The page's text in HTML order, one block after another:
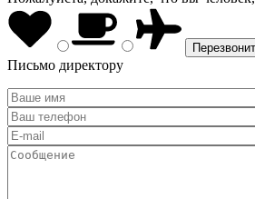
Письмо директору